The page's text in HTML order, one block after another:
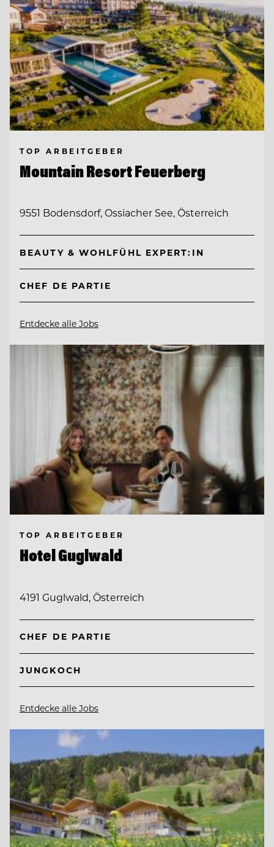
TOP ARBEITGEBER
Mountain Resort Feuerberg
9551 Bodensdorf, Ossiacher See, Österreich
BEAUTY & WOHLFÜHL EXPERT:IN
CHEF DE PARTIE
Entdecke alle Jobs
TOP ARBEITGEBER
Hotel Guglwald
4191 Guglwald, Österreich
CHEF DE PARTIE
JUNGKOCH
Entdecke alle Jobs